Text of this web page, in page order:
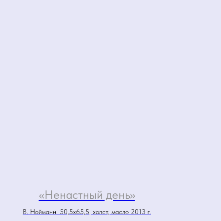
«Ненастный день»
В. Нойманн. 50,5х65,5, холст, масло 2013 г.